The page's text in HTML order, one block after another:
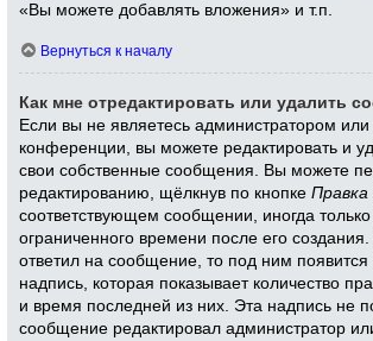
«Вы можете добавлять вложения» и т.п.
Вернуться к началу
Как мне отредактировать или удалить
Если вы не являетесь администратором
конференции, вы можете редактировать и
свои собственные сообщения. Вы можете
редактированию, щёлкнув по кнопкеПравка
соответствующем сообщении, иногда
ограниченного времени после его
ответил на сообщение, то под ним
надпись, которая показывает количество
и время последней из них. Эта надпись не
сообщение редактировал администратор